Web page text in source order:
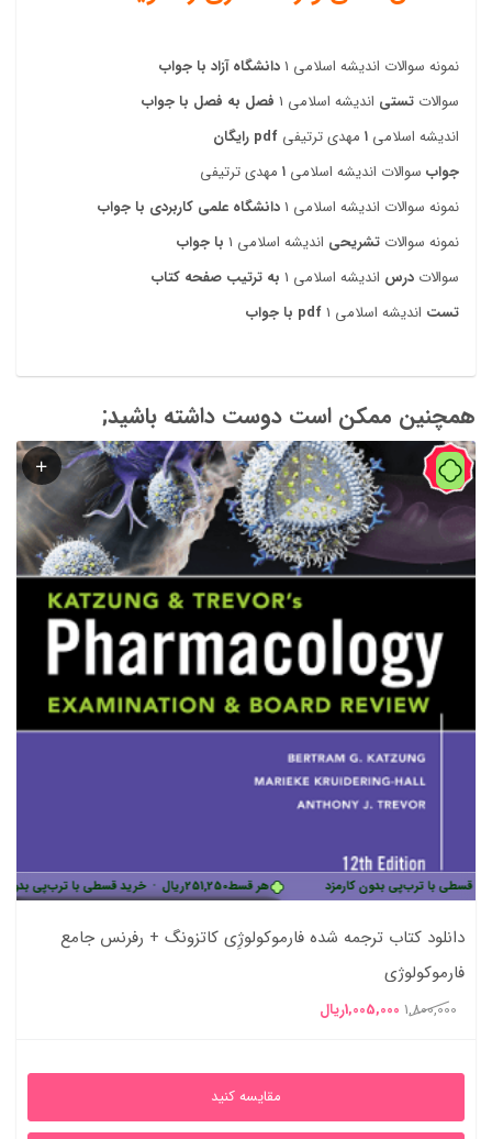
نمونه سوالات اندیشه اسلامی 1
دانشگاه آزاد با جواب
سوالات تستی اندیشه اسلامی 1
فصل به فصل با جواب
اندیشه اسلامی ۱ مهدی ترتیفی pdf رایگان
جواب سوالات اندیشه اسلامی ۱ مهدی ترتیفی
نمونه سوالات اندیشه اسلامی 1
دانشگاه علمی کاربردی با جواب
نمونه سوالات تشریحی اندیشه اسلامی 1
با جواب
سوالات درس اندیشه اسلامی 1
به ترتیب صفحه کتاب
تست اندیشه اسلامی 1 pdf با جواب
همچنین ممکن است دوست داشته باشید;
44%
هر قسط 251,250ریال • خرید قسطی با ترب‌پی بدون کارمزد بدون کارمزد
دانلود کتاب ترجمه شده فارموکولوژِی کاتزونگ + رفرنس جامع
فارموکولوژِی
1,800,000 قیمت
1,800,000ریال
1,005,000ریال
1,005,000ریال
مقایسه کنید